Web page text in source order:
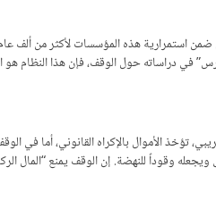
هذه المؤسسات لأكثر من ألف عام،
دراساته حول الوقف، فإن هذا النظام هو
تؤخذ الأموال بالإكراه القانوني، أما
ويجعله وقوداً للنهضة. إن الوقف يمنع